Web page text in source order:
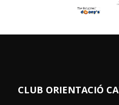
CLUB ORIENTACIÓ